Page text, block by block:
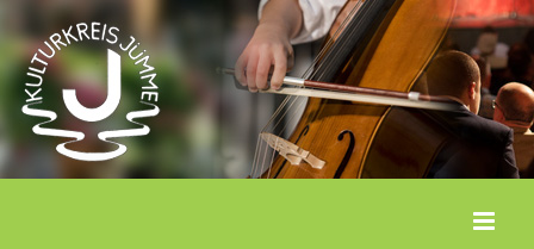
Zum
Inhalt
springen